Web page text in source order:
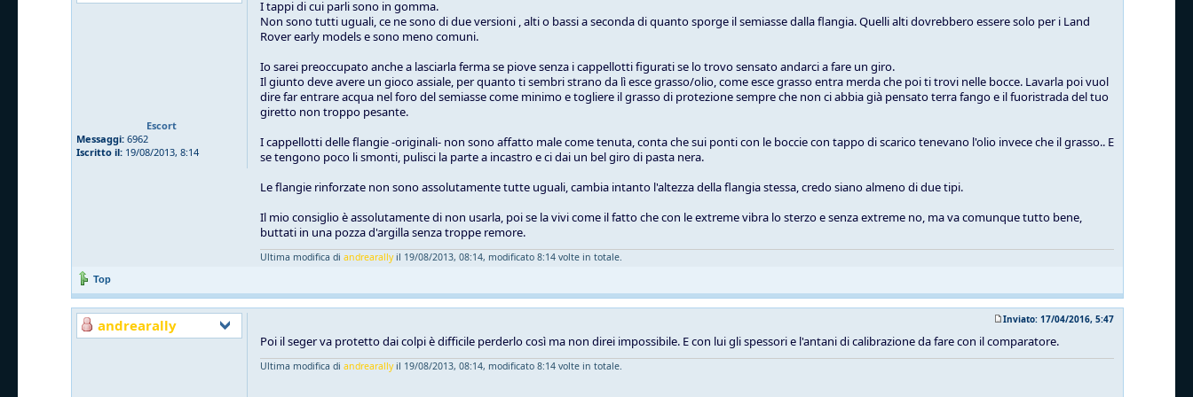
Escort
Messaggi: 6962
Iscritto il: 19/08/2013, 8:14
I tappi di cui parli sono in gomma.
Non sono tutti uguali, ce ne sono di due versioni , alti o bassi a seconda di quanto sporge il semiasse dalla flangia. Quelli alti dovrebbero essere solo per i Land
Rover early models e sono meno comuni.
Io sarei preoccupato anche a lasciarla ferma se piove senza i cappellotti figurati se lo trovo sensato andarci a fare un giro.
Il giunto deve avere un gioco assiale, per quanto ti sembri strano da lì esce grasso/olio, come esce grasso entra merda che poi ti trovi nelle bocce. Lavarla poi vuol
dire far entrare acqua nel foro del semiasse come minimo e togliere il grasso di protezione sempre che non ci abbia già pensato terra fango e il fuoristrada del tuo
giretto non troppo pesante.
I cappellotti delle flangie -originali- non sono affatto male come tenuta, conta che sui ponti con le boccie con tappo di scarico tenevano l'olio invece che il grasso.. E
se tengono poco li smonti, pulisci la parte a incastro e ci dai un bel giro di pasta nera.
Le flangie rinforzate non sono assolutamente tutte uguali, cambia intanto l'altezza della flangia stessa, credo siano almeno di due tipi.
Il mio consiglio è assolutamente di non usarla, poi se la vivi come il fatto che con le extreme vibra lo sterzo e senza extreme no, ma va comunque tutto bene,
buttati in una pozza d'argilla senza troppe remore.
Ultima modifica di andrearallyil 19/08/2013, 08:14, modificato 8:14 volte in totale.
Top
andrearally Inviato: 17/04/2016, 5:47
Poi il seger va protetto dai colpi è difficile perderlo così ma non direi impossibile. E con lui gli spessori e l'antani di calibrazione da fare con il comparatore.
Ultima modifica di andrearallyil 19/08/2013, 08:14, modificato 8:14 volte in totale.